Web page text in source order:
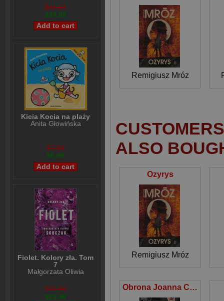
$31,21
$24,98
Kicia Kocia na plaży
Anita Głowińska
$7,99
$6,99
Fiolet. Kolory zła. Tom
7
Małgorzata Oliwia
$31,66
$25,98
Remigiusz Mróz
ALSO
Ozyrys
Remigiusz Mróz
Obrona Joanna Chyłka Tom 18